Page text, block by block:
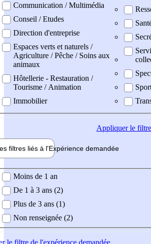
Communication / Multimédia
Conseil / Etudes
Direction d'entreprise
Espaces verts et naturels /
Agriculture / Pêche / Soins aux
animaux
Hôtellerie - Restauration /
Tourisme / Animation
Immobilier
Appliquerle filtre
filtres liés à l'Expérience demandée
demandée
Moins de 1 an
De 1 à 3 ans (2)
Plus de 3 ans (1)
Non renseignée (2)
le filtre de l'expérience demandée